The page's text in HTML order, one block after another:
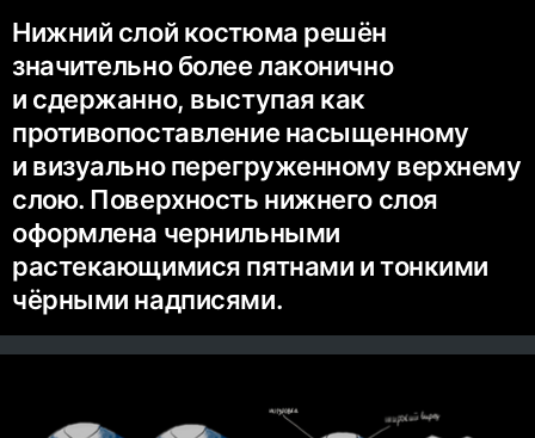
Нижний слой костюма решён
значительно более лаконично
и сдержанно, выступая как
противопоставление насыщенному
и визуально перегруженному верхнему
слою. Поверхность нижнего слоя
оформлена чернильными
растекающимися пятнами и тонкими
чёрными надписями.